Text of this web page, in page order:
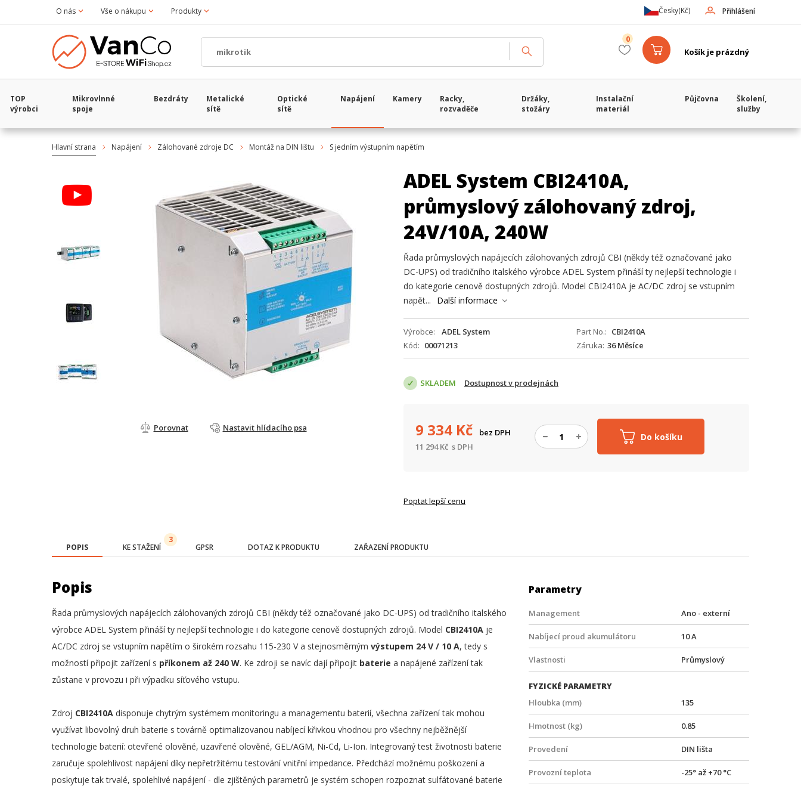
O nás Vše o nákupu Produkty Přihlášení
Česky(Kč)
Košík je prázdný
0
TOP
výrobci
Mikrovlnné
spoje
Bezdráty
Metalické
sítě
Optické
sítě
Napájení Kamery
Racky,
rozvaděče
Držáky,
stožáry
Instalační
materiál
Půjčovna
Školení,
služby
Hlavní strana Napájení Zálohované zdroje DC Montáž na DIN lištu S jedním výstupním napětím
Porovnat Nastavit hlídacího psa
ADEL System CBI2410A,
průmyslový zálohovaný zdroj,
24V/10A, 240W
Řada průmyslových napájecích zálohovaných zdrojů CBI (někdy též označované jako
DC-UPS) od tradičního italského výrobce ADEL System přináší ty nejlepší technologie i
do kategorie cenově dostupných zdrojů. Model CBI2410A je AC/DC zdroj se vstupním
napět...
Další informace
Výrobce ADEL System Part No.
CBI2410A
Kód
00071213 Záruka 36 Měsíce
SKLADEM Dostupnost v prodejnách
Do košíku
9 334 Kč
bez DPH
11 294Kč s DPH
Poptat lepší cenu
POPIS KE STAŽENÍ
3
GPSR DOTAZ K PRODUKTU ZAŘAZENÍ PRODUKTU
Popis
Řada průmyslových napájecích zálohovaných zdrojů CBI (někdy též označované jako DC-UPS) od tradičního italského
výrobce ADEL System přináší ty nejlepší technologie i do kategorie cenově dostupných zdrojů. Model CBI2410A je
AC/DC zdroj se vstupním napětím o širokém rozsahu 115-230 V a stejnosměrným výstupem 24 V / 10 A, tedy s
možností připojit zařízení s příkonem až 240 W. Ke zdroji se navíc dají připojit baterie a napájené zařízení tak
zůstane v provozu i při výpadku síťového vstupu.
Zdroj CBI2410A disponuje chytrým systémem monitoringu a managementu baterií, všechna zařízení tak mohou
využívat libovolný druh baterie s továrně optimalizovanou nabíjecí křivkou vhodnou pro všechny nejběžnější
technologie baterií: otevřené olověné, uzavřené olověné, GEL/AGM, Ni-Cd, Li-Ion. Integrovaný test životnosti baterie
zaručuje spolehlivost napájení díky nepřetržitému testování vnitřní impedance. Předchází možnému poškození a
poskytuje tak trvalé, spolehlivé napájení - dle zjištěných parametrů je systém schopen rozpoznat sulfátované baterie
Parametry
Management Ano - externí
Nabíjecí proud akumulátoru 10 A
Vlastnosti Průmyslový
FYZICKÉ PARAMETRY
Hloubka (mm)
135
Hmotnost (kg) 0.85
Provedení DIN lišta
Provozní teplota -25° až +70 °C